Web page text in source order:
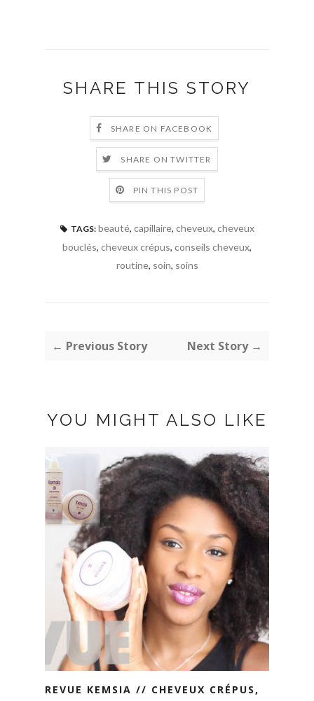
SHARE THIS STORY
SHARE ON FACEBOOK
SHARE ON TWITTER
PIN THIS POST
TAGS: beauté, capillaire, cheveux, cheveux
bouclés, cheveux crépus, conseils cheveux,
routine, soin, soins
← Previous Story Next Story →
YOU MIGHT ALSO LIKE
REVUE KEMSIA // CHEVEUX CRÉPUS,